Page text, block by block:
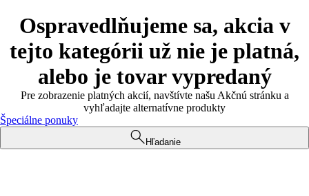
Ospravedlňujeme sa, akcia v
tejto kategórii už nie je platná,
alebo je tovar vypredaný
Pre zobrazenie platných akcií, navštívte našu Akčnú stránku a
vyhľadajte alternatívne produkty
Špeciálne ponuky
Hľadanie